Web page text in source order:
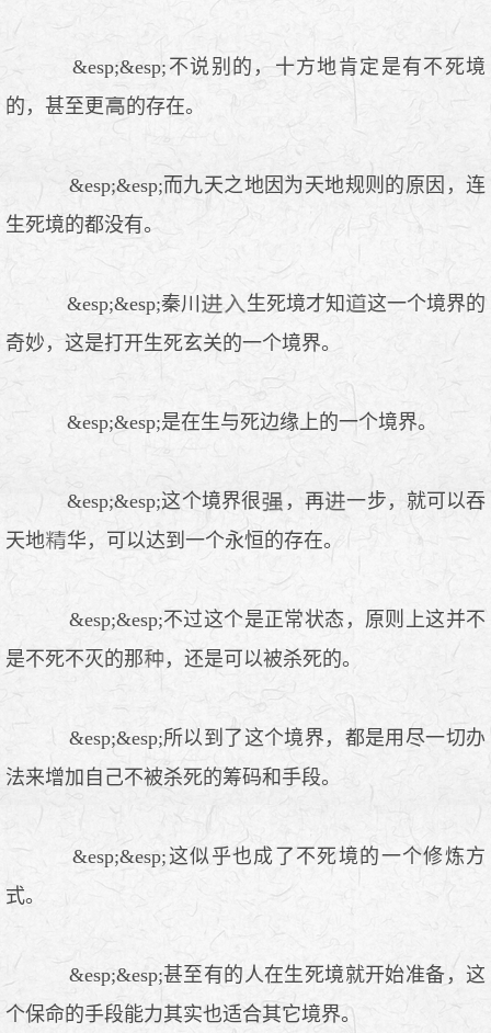
&esp;&esp;不说别的，十方地肯定是有不死境
的，甚至更
的存在。
&esp;&esp;而九天之地因为天地规则的原因，连
生死境的都没有。
&esp;&esp;秦川 生死境才知
这一个境界的
奇妙，这是打开生死玄关的一个境界。
&esp;&esp;是在生与死边缘上的一个境界。
&esp;&esp;这个境界很 ，再
一步，就可以吞
天地
华，可以达到一个永恒的存在。
&esp;&esp;不过这个是正常状态，原则上这并不
是不死不灭的那
，还是可以被杀死的。
&esp;&esp;所以到了这个境界，都是用尽一切办
法来增加自己不被杀死的筹码和手段。
&esp;&esp;这似乎也成了不死境的一个修炼方
式。
&esp;&esp;甚至有的人在生死境就开始准备，这
个保命的手段能力其实也适合其它境界。